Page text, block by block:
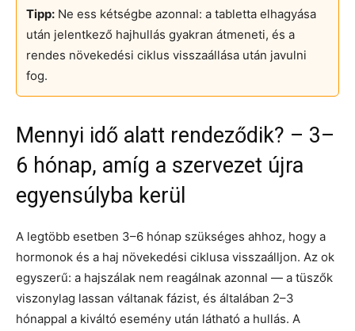
Tipp: Ne ess kétségbe azonnal: a tabletta elhagyása
után jelentkező hajhullás gyakran átmeneti, és a
rendes növekedési ciklus visszaállása után javulni
fog.
Mennyi idő alatt rendeződik? – 3–
6 hónap, amíg a szervezet újra
egyensúlyba kerül
A legtöbb esetben 3–6 hónap szükséges ahhoz, hogy a
hormonok és a haj növekedési ciklusa visszaálljon. Az ok
egyszerű: a hajszálak nem reagálnak azonnal — a tüszők
viszonylag lassan váltanak fázist, és általában 2–3
hónappal a kiváltó esemény után látható a hullás. A